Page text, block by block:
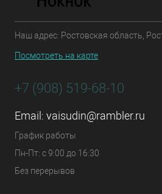
Наш адрес: Ростовская область,
Посмотреть на карте
+7 (908) 519-68-10
Email: vaisudin@rambler.ru
График работы
Пн-Пт: с 9:00 до 16:30
Без перерывов